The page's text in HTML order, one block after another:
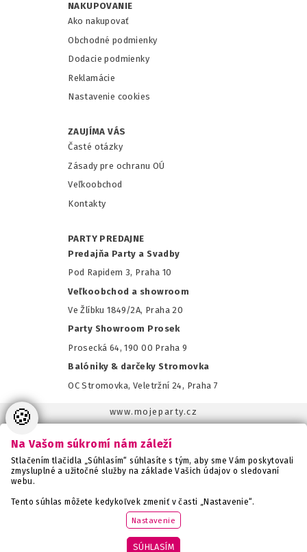
NAKUPOVANIE
Ako nakupovať
Obchodné podmienky
Dodacie podmienky
Reklamácie
Nastavenie cookies
ZAUJÍMA VÁS
Časté otázky
Zásady pre ochranu OÚ
Veľkoobchod
Kontakty
PARTY PREDAJNE
Predajňa Party a Svadby
Pod Rapidem 3, Praha 10
Veľkoobchod a showroom
Ve Žlíbku 1849/2A, Praha 20
Party Showroom Prosek
Prosecká 64, 190 00 Praha 9
Balóniky & darčeky Stromovka
OC Stromovka, Veletržní 24, Praha 7
www.mojeparty.cz
www.svatebnivyzdoba.cz
www.detskaparty.cz
www.potiskbalonku.cz
www.stylovaparty.cz
Copyright MojeParty s.r.o. - všechna práva vyhrazena. Vytvořilo
🍪
Na Vašom súkromí nám záleží
Stlačením tlačidla „Súhlasím“ súhlasíte s tým, aby sme Vám poskytovali
zmysluplné a užitočné služby na základe Vašich údajov o sledovaní
webu.
Tento súhlas môžete kedykoľvek zmeniť v časti „Nastavenie“.
Nastavenie
SÚHLASÍM